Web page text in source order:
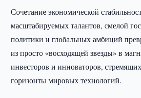
Сочетание экономической
масштабируемых талантов, смелой
политики и глобальных амбиций
из просто «восходящей звезды» в
инвесторов и инноваторов,
горизонты мировых технологий.